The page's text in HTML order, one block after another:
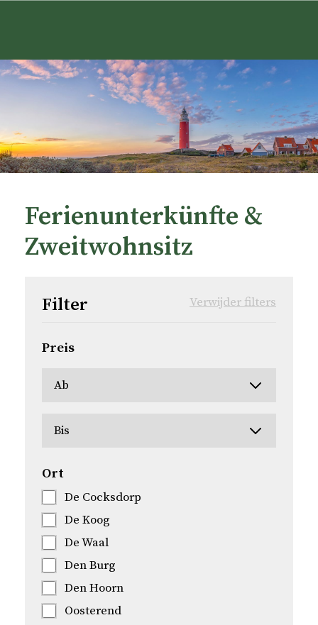
Ferienunterkünfte &
Zweitwohnsitz
Filter Verwijder filters
Preis
Ort
De Cocksdorp
De Koog
De Waal
Den Burg
Den Hoorn
Oosterend